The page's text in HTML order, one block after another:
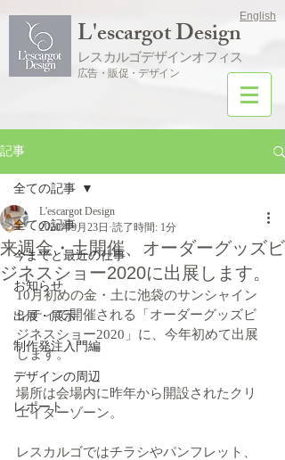
English
L'escargot Design
レスカルゴデザインオフィス
広告・販促・デザイン
記事
全ての記事
今までと最近の仕事
お知らせ
出展・展示
制作発注入門編
デザインの周辺
レポート
全ての記事
来週金・土開催、オーダーグッズビ
ジネスショー2020に出展します。
L'escargot Design
2020年9月23日 読了時間: 1分
10月初めの金・土に池袋のサンシャイン
シティで開催される「オーダーグッズビ
ジネスショー2020」に、今年初めて出展
します。
場所は会場内に昨年から開設されたクリ
エイターゾーン。
レスカルゴではチラシやパンフレット、